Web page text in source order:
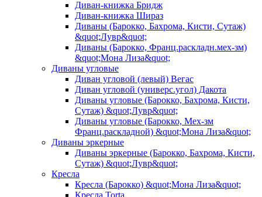
Диван-книжка Бридж
Диван-книжка Шираз
Диваны (Барокко, Бахрома, Кисти, Сутаж)
&quot;Лувр&quot;
Диваны (Барокко, Франц.раскладн.мех-зм)
&quot;Мона Лиза&quot;
Диваны угловые
Диван угловой (левый) Вегас
Диван угловой (универс.угол) Дакота
Диваны угловые (Барокко, Бахрома, Кисти,
Сутаж) &quot;Лувр&quot;
Диваны угловые (Барокко, Мех-зм
Франц.раскладной) &quot;Мона Лиза&quot;
Диваны эркерные
Диваны эркерные (Барокко, Бахрома, Кисти,
Сутаж) &quot;Лувр&quot;
Кресла
Кресла (Барокко) &quot;Мона Лиза&quot;
Кресла Torta